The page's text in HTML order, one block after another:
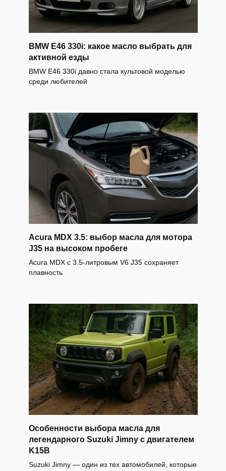
BMW E46 330i: какое масло выбрать для
активной езды
BMW E46 330i давно стала культовой моделью
среди любителей
Acura MDX 3.5: выбор масла для мотора
J35 на высоком пробеге
Acura MDX с 3.5-литровым V6 J35 сохраняет
плавность
Особенности выбора масла для
легендарного Suzuki Jimny с двигателем
K15B
Suzuki Jimny — один из тех автомобилей, которые